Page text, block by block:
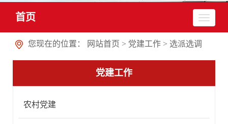
首页
您现在的位置： 网站首页 > 党建工作 > 选派选调
党建工作
农村党建